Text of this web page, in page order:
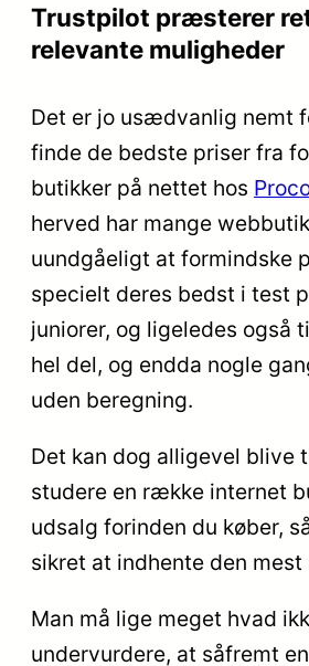
Trustpilot præsterer
relevante muligheder
Det er jo usædvanlig nemt
finde de bedste priser fra
butikker på nettet hos
herved har mange
uundgåeligt at formindske
specielt deres bedst i test
juniorer, og ligeledes også
hel del, og endda nogle
uden beregning.
Det kan dog alligevel blive
studere en række internet
udsalg forinden du køber,
sikret at indhente den
Man må lige meget hvad
undervurdere, at såfremt